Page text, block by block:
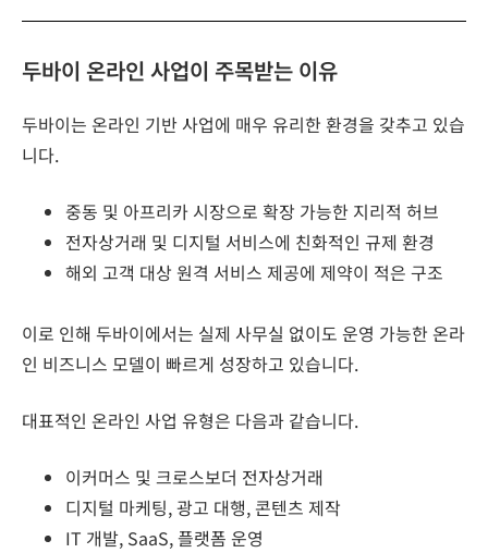
두바이 온라인 사업이 주목받는 이유
두바이는 온라인 기반 사업에 매우 유리한 환경을 갖추고 있습
니다.
중동 및 아프리카 시장으로 확장 가능한 지리적 허브
전자상거래 및 디지털 서비스에 친화적인 규제 환경
해외 고객 대상 원격 서비스 제공에 제약이 적은 구조
이로 인해 두바이에서는 실제 사무실 없이도 운영 가능한 온라
인 비즈니스 모델이 빠르게 성장하고 있습니다.
대표적인 온라인 사업 유형은 다음과 같습니다.
이커머스 및 크로스보더 전자상거래
디지털 마케팅, 광고 대행, 콘텐츠 제작
IT 개발, SaaS, 플랫폼 운영